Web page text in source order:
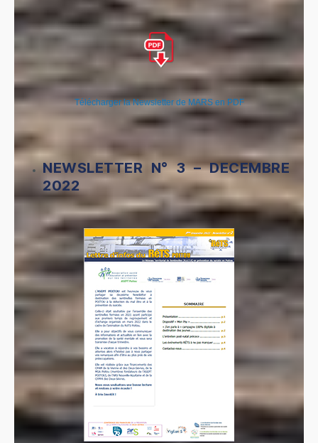
Télécharger la Newsletter de MARS en PDF
NEWSLETTER N° 3 – DECEMBRE
2022